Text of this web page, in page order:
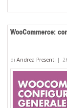
WooCommerce:
di Andrea Presenti |